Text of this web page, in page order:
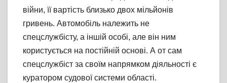
війни, її вартість близько двох мільйонів
гривень. Автомобіль належить не
спецслужбісту, а іншій особі, але він ним
користується на постійній основі. А от сам
спецслужбіст за своїм напрямком діяльності є
куратором судової системи області.